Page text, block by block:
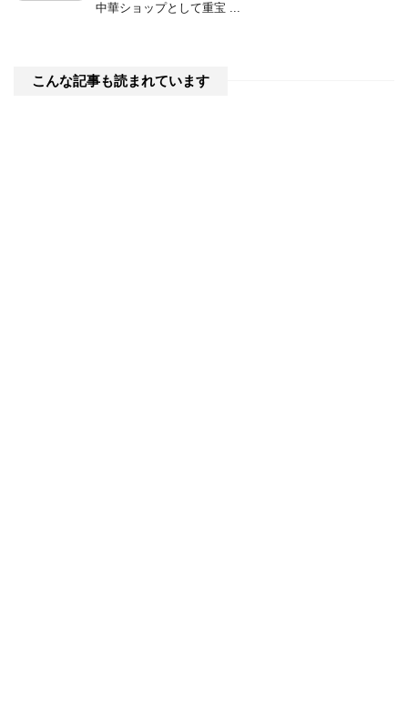
中華ショップとして重宝 ...
こんな記事も読まれています